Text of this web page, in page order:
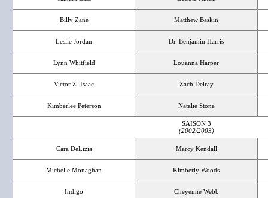
Billy Zane Matthew Baskin
Leslie Jordan Dr. Benjamin Harris
Lynn Whitfield Louanna Harper
Victor Z. Isaac Zach Delray
Kimberlee Peterson Natalie Stone
SAISON 3
(2002/2003)
Cara DeLizia Marcy Kendall
Michelle Monaghan Kimberly Woods
Indigo Cheyenne Webb